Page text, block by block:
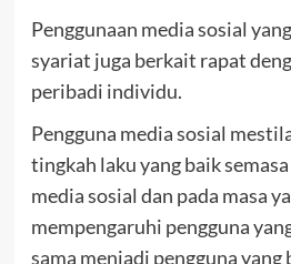
Penggunaan media sosial
syariat juga berkait rapat
peribadi individu.
Pengguna media sosial
tingkah laku yang baik
media sosial dan pada masa
mempengaruhi pengguna
sama menjadi pengguna